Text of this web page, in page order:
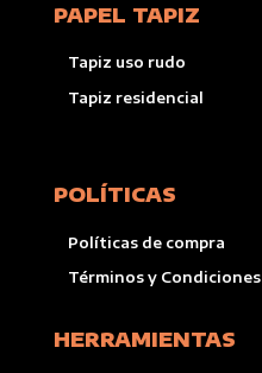
PAPEL TAPIZ
Tapiz uso rudo
Tapiz residencial
POLÍTICAS
Políticas de compra
Términos y Condiciones
HERRAMIENTAS